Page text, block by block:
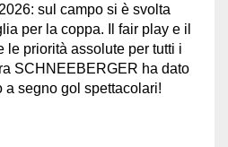
sul campo si è svolta
per la coppa. Il fair play e il
le priorità assolute per tutti i
SCHNEEBERGER ha dato
a segno gol spettacolari!